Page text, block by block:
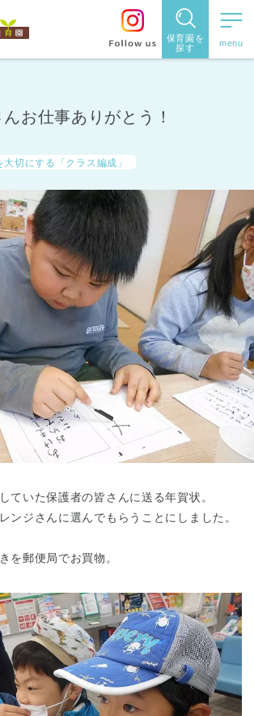
保育園を
探す
保育園を探す
住所・駅
名から探
す
都道府県
から探す
東京都
東京都 全域
お仕事ありがとう！
切にする「クラス編成」
ていた保護者の皆さんに送る年賀状。
ンジさんに選んでもらうことにしました。
を郵便局でお買物。